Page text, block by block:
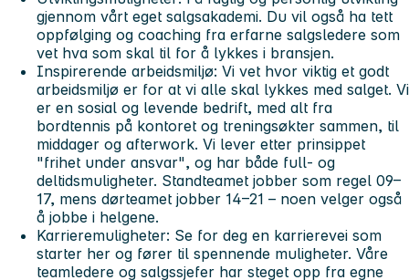
gjennom vårt eget salgsakademi. Du vil også ha tett
oppfølging og coaching fra erfarne salgsledere som
vet hva som skal til for å lykkes i bransjen.
Inspirerende arbeidsmiljø: Vi vet hvor viktig et godt
arbeidsmiljø er for at vi alle skal lykkes med salget. Vi
er en sosial og levende bedrift, med alt fra
bordtennis på kontoret og treningsøkter sammen, til
middager og afterwork. Vi lever etter prinsippet
"frihet under ansvar", og har både full- og
deltidsmuligheter. Standteamet jobber som regel 09–
17, mens dørteamet jobber 14–21 – noen velger også
å jobbe i helgene.
Karrieremuligheter: Se for deg en karrierevei som
starter her og fører til spennende muligheter. Våre
teamledere og salgssjefer har steget opp fra egne